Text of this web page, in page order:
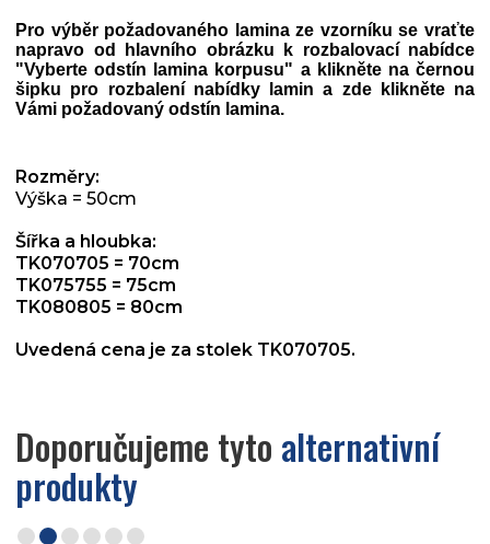
Pro výběr požadovaného lamina ze vzorníku se vraťte
napravo od hlavního obrázku k rozbalovací nabídce
"Vyberte odstín lamina korpusu" a klikněte na černou
šipku pro rozbalení nabídky lamin a zde klikněte na
Vámi požadovaný odstín lamina.
Rozměry:
Výška = 50cm
Šířka a hloubka:
TK070705 = 70cm
TK075755 = 75cm
TK080805 = 80cm
Uvedená cena je za stolek TK070705.
Doporučujeme tyto alternativní
produkty